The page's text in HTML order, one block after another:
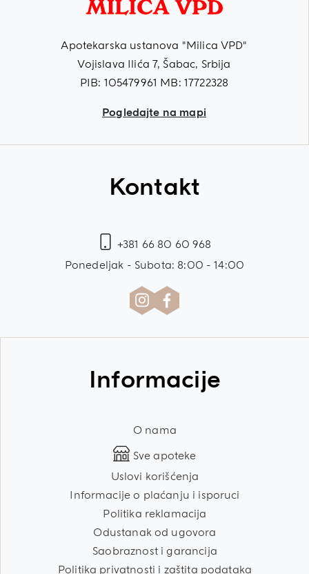
Apotekarska ustanova "Milica VPD"
Vojislava Ilića 7, Šabac, Srbija
PIB: 105479961 MB: 17722328
Pogledajte na mapi
Kontakt
+381 66 80 60 968
Ponedeljak - Subota: 8:00 - 14:00
Informacije
O nama
Sve apoteke
Uslovi korišćenja
Informacije o plaćanju i isporuci
Politika reklamacija
Odustanak od ugovora
Saobraznost i garancija
Politika privatnosti i zaštita podataka